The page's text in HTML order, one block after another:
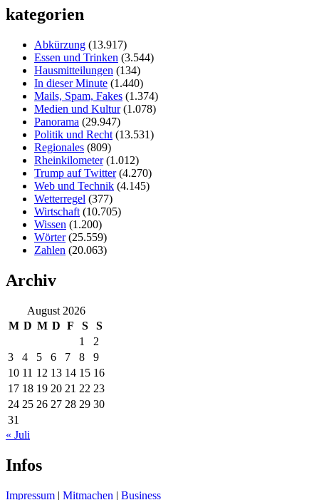
kategorien
Abkürzung (13.917)
Essen und Trinken (3.544)
Hausmitteilungen (134)
In dieser Minute (1.440)
Mails, Spam, Fakes (1.374)
Medien und Kultur(1.078)
Panorama (29.947)
Politik und Recht (13.531)
Regionales (809)
Rheinkilometer(1.012)
Trump auf Twitter(4.270)
Web und Technik (4.145)
Wetterregel (377)
Wirtschaft (10.705)
Wissen (1.200)
Wörter(25.559)
Zahlen (20.063)
Archiv
August 2026
M D M D F S
S
1
2
3
4 5 6 7 8
9
10 11 12 13 14 15 16
17 18 19 20 21 22 23
24 25 26 27 28 29 30
31
« Juli
Infos
Impressum | Mitmachen | Business